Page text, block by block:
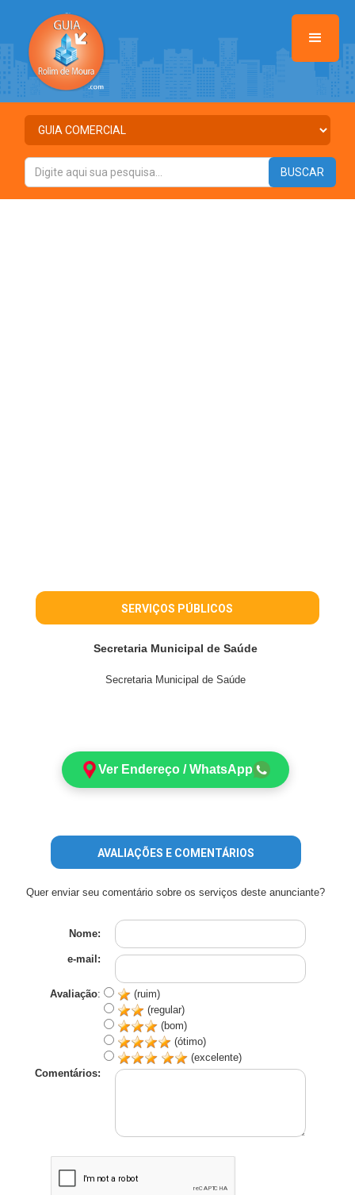
SERVIÇOS PÚBLICOS
Secretaria Municipal de Saúde
Secretaria Municipal de Saúde
Ver Endereço / WhatsApp
AVALIAÇÕES E COMENTÁRIOS
Quer enviar seu comentário sobre os serviços deste anunciante?
Nome:
e-mail:
Avaliação:
(ruim)
(regular)
(bom)
(ótimo)
(excelente)
Comentários: